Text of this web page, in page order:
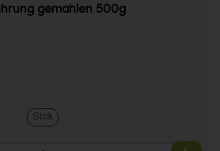
gemahlen 500g
Stck